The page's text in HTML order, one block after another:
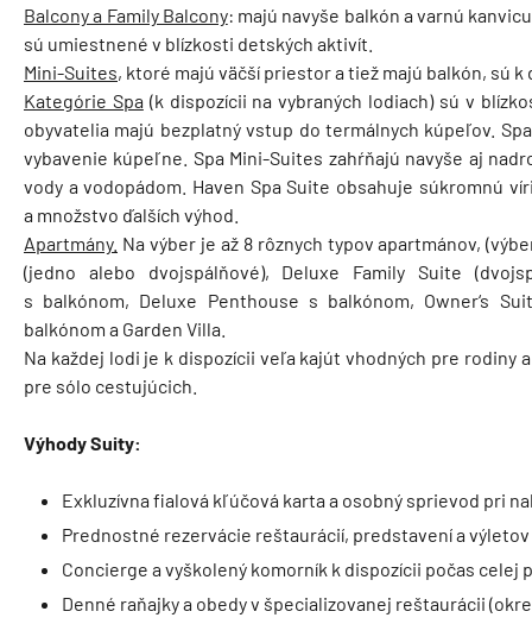
Balcony a Family Balcony: majú navyše balkón a varnú
sú umiestnené v blízkosti detských aktivít.
Mini-Suites, ktoré majú väčší priestor a tiež majú balkón, sú
Kategórie Spa (k dispozícii na vybraných lodiach) sú v
obyvatelia majú bezplatný vstup do termálnych kúpeľov.
vybavenie kúpeľne. Spa Mini-Suites zahŕňajú navyše aj
vody a vodopádom. Haven Spa Suite obsahuje súkromnú
a množstvo ďalších výhod.
Apartmány. Na výber je až 8 rôznych typov apartmánov,
(jedno alebo dvojspálňové), Deluxe Family Suite
s balkónom, Deluxe Penthouse s balkónom, Owner‘s
balkónom a Garden Villa.
Na každej lodi je k dispozícii veľa kajút vhodných pre rodiny
pre sólo cestujúcich.
Výhody Suity:
Exkluzívna fialová kľúčová karta a osobný sprievod pri
Prednostné rezervácie reštaurácií, predstavení a výletov
Concierge a vyškolený komorník k dispozícii počas celej
Denné raňajky a obedy v špecializovanej reštaurácii